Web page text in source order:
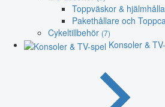
Toppväskor &
Pakethållare och
Cykeltillbehör (7)
Konsoler &